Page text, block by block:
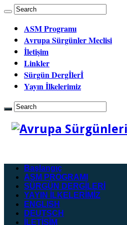
ASM Programı
Avrupa Sürgünler Meclisi
İletişim
Linkler
Sürgün Dergİlerİ
Yayın İlkelerimiz
Başlangıç
ASM PROGRAMI
SÜRGÜN DERGİLERİ
YAYIN İLKELERİMİZ
ENGLISH
DEUTSCH
İLETİŞİM